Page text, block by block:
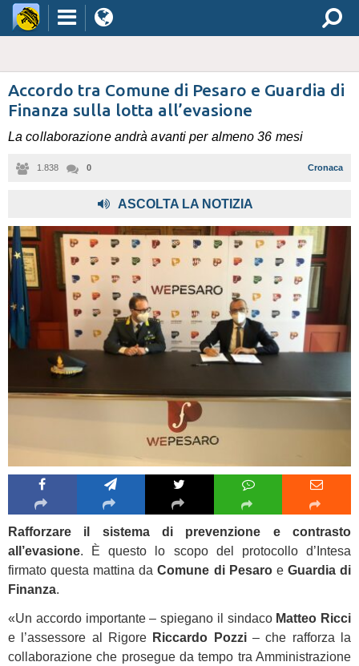
Accordo tra Comune di Pesaro e Guardia di
Finanza sulla lotta all’evasione
La collaborazione andrà avanti per almeno 36 mesi
1.838 0 Cronaca
ASCOLTA LA NOTIZIA
Rafforzare il sistema di prevenzione e contrasto
all’evasione. È questo lo scopo del protocollo d’Intesa
firmato questa mattina daComune di Pesaroe Guardia di
Finanza.
«Un accordo importante – spiegano il sindaco Matteo Ricci
e l’assessore al Rigore Riccardo Pozzi– che rafforza la
collaborazione che prosegue da tempo tra Amministrazione